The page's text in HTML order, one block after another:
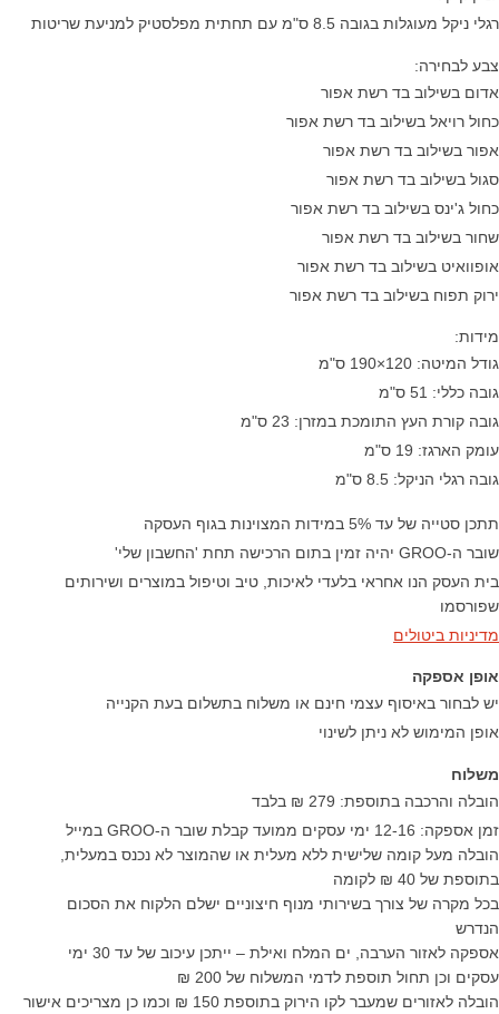
רגלי ניקל מעוגלות בגובה 8.5 ס"מ עם תחתית מפלסטיק למניעת שריטות
צבע לבחירה:
אדום בשילוב בד רשת אפור
כחול רויאל בשילוב בד רשת אפור
אפור בשילוב בד רשת אפור
סגול בשילוב בד רשת אפור
כחול ג'ינס בשילוב בד רשת אפור
שחור בשילוב בד רשת אפור
אופוואיט בשילוב בד רשת אפור
ירוק תפוח בשילוב בד רשת אפור
מידות:
גודל המיטה: 120×190 ס"מ
גובה כללי: 51 ס"מ
גובה קורת העץ התומכת במזרן: 23 ס"מ
עומק הארגז: 19 ס"מ
גובה רגלי הניקל: 8.5 ס"מ
תתכן סטייה של עד 5% במידות המצוינות בגוף העסקה
שובר ה-GROO יהיה זמין בתום הרכישה תחת 'החשבון שלי'
בית העסק הנו אחראי בלעדי לאיכות, טיב וטיפול במוצרים ושירותים
שפורסמו
מדיניות ביטולים
אופן אספקה
יש לבחור באיסוף עצמי חינם או משלוח בתשלום בעת הקנייה
אופן המימוש לא ניתן לשינוי
משלוח
הובלה והרכבה בתוספת: 279 ₪ בלבד
זמן אספקה: 12-16 ימי עסקים ממועד קבלת שובר ה-GROO במייל
הובלה מעל קומה שלישית ללא מעלית או שהמוצר לא נכנס במעלית,
בתוספת של 40 ₪ לקומה
בכל מקרה של צורך בשירותי מנוף חיצוניים ישלם הלקוח את הסכום
הנדרש
אספקה לאזור הערבה, ים המלח ואילת – ייתכן עיכוב של עד 30 ימי
עסקים וכן תחול תוספת לדמי המשלוח של 200 ₪
הובלה לאזורים שמעבר לקו הירוק בתוספת 150 ₪ וכמו כן מצריכים אישור